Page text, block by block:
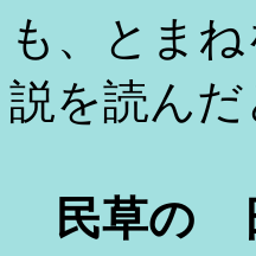
も、とま
説を読ん
民草の